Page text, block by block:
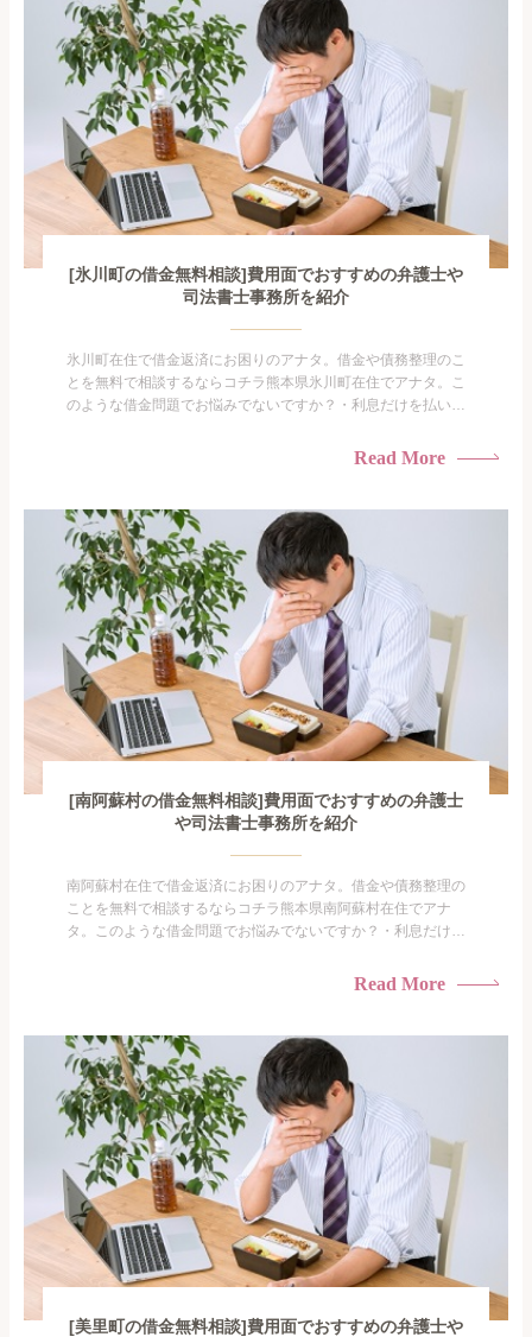
[氷川町の借金無料相談]費用面でおすすめの弁護士や
司法書士事務所を紹介
氷川町在住で借金返済にお困りのアナタ。借金や債務整理のこ
とを無料で相談するならコチラ熊本県氷川町在住でアナタ。こ
のような借金問題でお悩みでないですか？・利息だけを払い続
られたくない・借金の催促、取り立てで憂鬱になる。・闇金に
がありま...
Read More
[南阿蘇村の借金無料相談]費用面でおすすめの弁護士
や司法書士事務所を紹介
南阿蘇村在住で借金返済にお困りのアナタ。借金や債務整理の
ことを無料で相談するならコチラ熊本県南阿蘇村在住でアナ
タ。このような借金問題でお悩みでないですか？・利息だけを
族に知られたくない・借金の催促、取り立てで憂鬱になる。・
も限界があ...
Read More
[美里町の借金無料相談]費用面でおすすめの弁護士や